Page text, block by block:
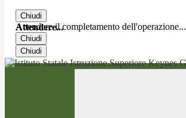
Chiudi
Attendere...
Attendere il completamento dell'operazione...
Chiudi
Chiudi